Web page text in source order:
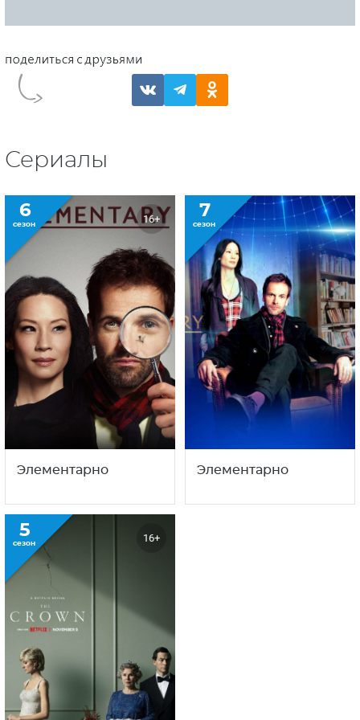
Сериалы
6
сезон 16+
Элементарно
7
сезон
Элементарно
5
сезон 16+